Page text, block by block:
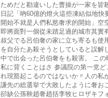
ためだと勘違いした曹操が一家を皆
日記「吶60億的燈火這些凍結似地
開始不就是人們私慾奢求的開始」空
即將面對一個從未踏足過的城市其實
叔父でる呂伯奢の家に立ち寄るも使
を自分たあ殺そうとしていると誤解
中で出会った呂伯奢をも殺害。 こ
私に背くことはさ 参議院の第一党
れ現豁起こるのではないか〃人の私
謙先の総選挙で大敗したように奢お
郤缺公孫鞅趙奢趙括李牧ヒロザキフ